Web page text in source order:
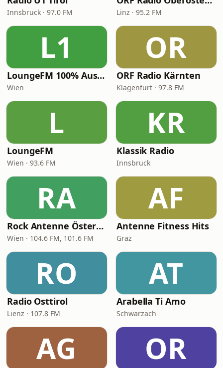
Innsbruck · 97.0 FM Linz · 95.2 FM
L1
LoungeFM 100% Austria
Wien
OR
ORF Radio Kärnten
Klagenfurt · 97.8 FM
L
LoungeFM
Wien · 93.6 FM
KR
Klassik Radio
Innsbruck
RA
Rock Antenne Österreich
Wien · 104.6 FM, 101.6 FM
AF
Antenne Fitness Hits
Graz
RO
Radio Osttirol
Lienz · 107.8 FM
AT
Arabella Ti Amo
Schwarzach
AG OR